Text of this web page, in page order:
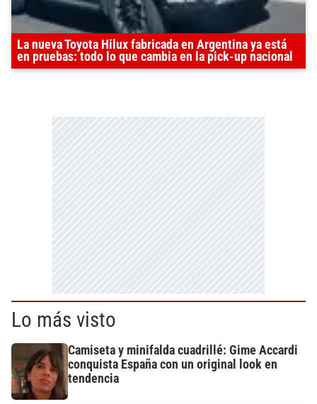
La nueva Toyota Hilux fabricada en Argentina ya está
en pruebas: todo lo que cambia en la pick-up nacional
Lo más visto
Camiseta y minifalda cuadrillé: Gime Accardi
conquista España con un original look en
tendencia